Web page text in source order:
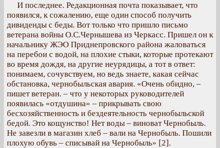
И последнее. Редакционная почта показывает, что
появился, к сожалению, еще один способ получить
дивиденды с беды. Вот только что пришло письмо
ветерана войны О.С.Чернышева из Черкасс. Пришел он к
начальнику ЖЭО Приднепровского района жаловаться
на перебои с водой, на плохие стыки, которые протекают
во время дождя, на другие неурядицы, а тот в ответ:
понимаем, сочувствуем, но ведь знаете, какая сейчас
обстановка, чернобыльская авария. «Очень обидно, –
пишет ветеран. – что у некоторых руководителей
появилась «отдушина» – прикрывать свою
бесхозяйственность и бездеятельность чернобыльской
бедой. Это кощунство! Нет воды – виноват Чернобыль.
Не завезли в магазин хлеб – вали на Чернобыль. Пошили
плохую обувь – списывай на Чернобыль» [2].